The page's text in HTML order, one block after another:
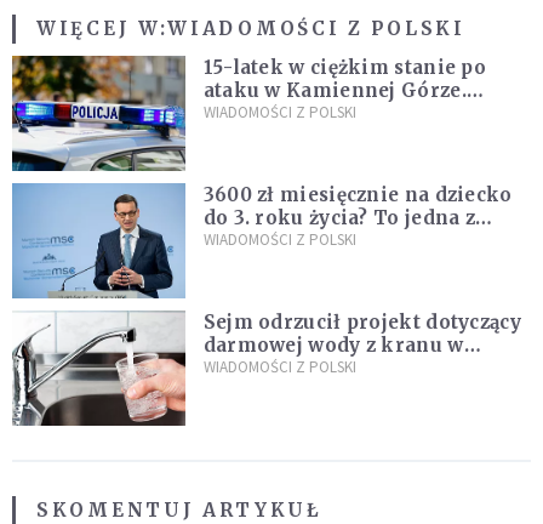
WIĘCEJ W:WIADOMOŚCI Z POLSKI
15-latek w ciężkim stanie po
ataku w Kamiennej Górze.
Policja zatrzymała dwóch
WIADOMOŚCI Z POLSKI
3600 zł miesięcznie na dziecko
do 3. roku życia? To jedna z
propozycji programu "Rozwój
WIADOMOŚCI Z POLSKI
Sejm odrzucił projekt dotyczący
darmowej wody z kranu w
restauracjach
WIADOMOŚCI Z POLSKI
SKOMENTUJ ARTYKUŁ